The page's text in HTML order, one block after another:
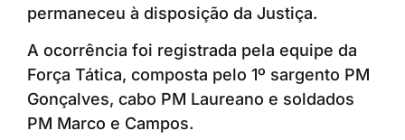
permaneceu à disposição da Justiça.
A ocorrência foi registrada pela equipe da
Força Tática, composta pelo 1º sargento PM
Gonçalves, cabo PM Laureano e soldados
PM Marco e Campos.